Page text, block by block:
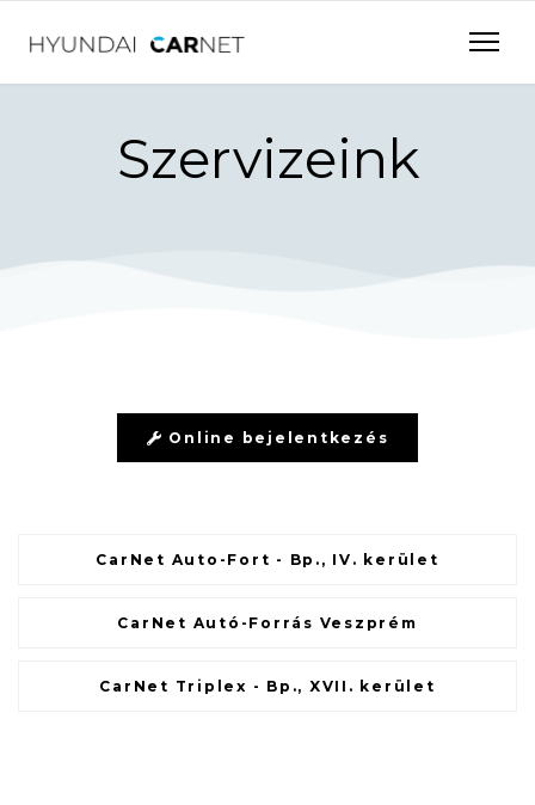
Szervizeink
Online bejelentkezés
CarNet Auto-Fort - Bp., IV. kerület
CarNet Autó-Forrás Veszprém
CarNet Triplex - Bp., XVII. kerület